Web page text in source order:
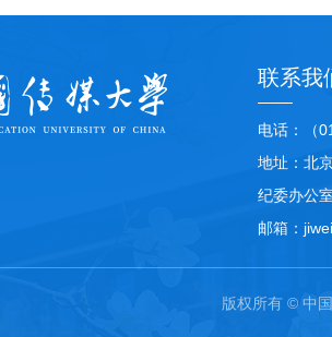
联系我
电话：（
地址：北
纪委办公
邮箱：
版权所有 © 中